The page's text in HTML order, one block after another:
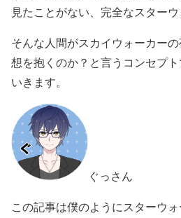
見たことがない、完全なスターウ
そんな人間がスカイウォーカー
想を抱くのか？と言うコンセプ
いきます。
ぐっさん
この記事は僕のようにスターウ